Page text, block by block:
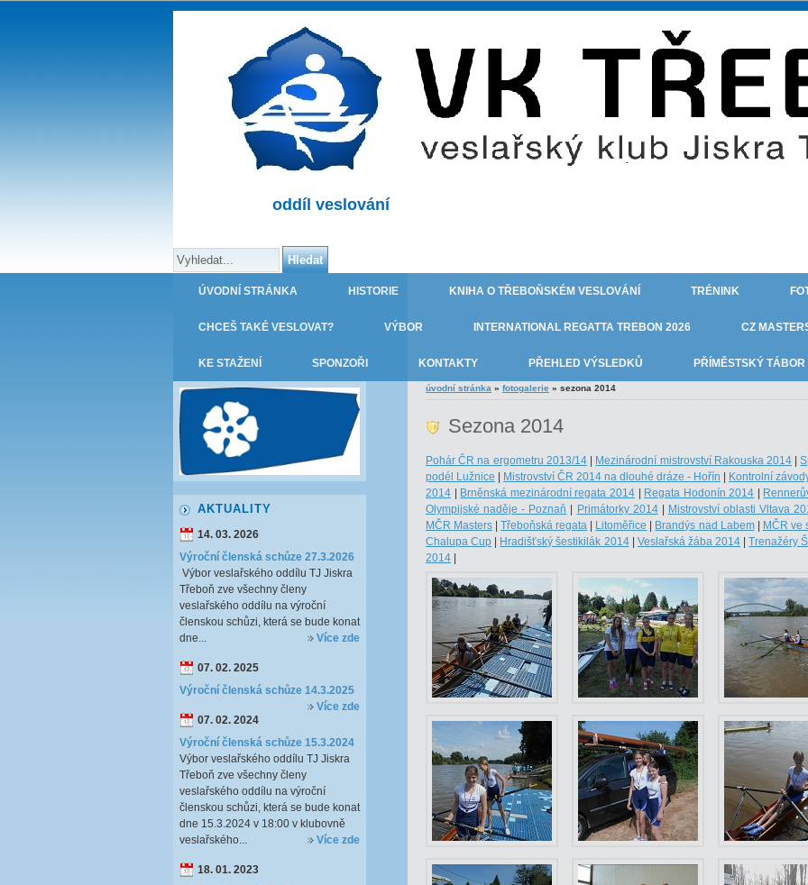
oddíl veslování
ÚVODNÍ STRÁNKA HISTORIE KNIHA O TŘEBOŇSKÉM VESLOVÁNÍ TRÉNINK
CHCEŠ TAKÉ VESLOVAT? VÝBOR INTERNATIONAL REGATTA TREBON 2026 CZ
KE STAŽENÍ SPONZOŘI KONTAKTY PŘEHLED VÝSLEDKŮ PŘÍMĚSTSKÝ
úvodní stránka » fotogalerie » sezona 2014
Sezona 2014
Pohár ČR na ergometru 2013/14| Mezinárodní mistrovství Rakouska 2014 |
podél Lužnice
Mistrovství ČR 2014 na dlouhé dráze - Hořín
Kontrolní
2014
Brněnská mezinárodní regata 2014| Regata Hodonín 2014
Olympijské naděje - Poznaň
Primátorky 2014|
Mistrovství oblasti Vltava
MČR Masters |Třeboňská regata Litoměřice Brandýs nad Labem|
MČR ve
Chalupa Cup
Hradišťský šestikilák 2014| Veslařská žába 2014|Trenažéry
2014
AKTUALITY
14. 03. 2026
Výroční členská schůze 27.3.2026
Výbor veslařského oddílu TJ Jiskra
Třeboň zve všechny členy
veslařského oddílu na výroční
členskou schůzi, která se bude konat
dne...
Více zde
07. 02. 2025
Výroční členská schůze 14.3.2025
Více zde
07. 02. 2024
Výroční členská schůze 15.3.2024
Výbor veslařského oddílu TJ Jiskra
Třeboň zve všechny členy
veslařského oddílu na výroční
členskou schůzi, která se bude konat
dne 15.3.2024 v 18:00 v klubovně
veslařského...
Více zde
18. 01. 2023